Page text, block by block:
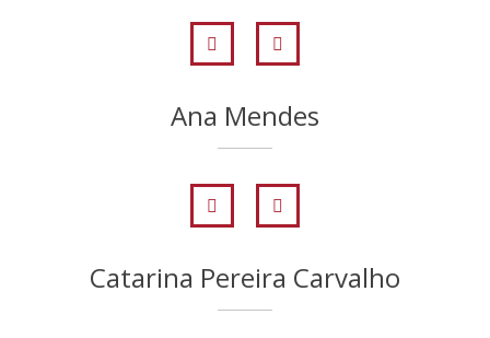
Ana Mendes
Catarina Pereira Carvalho